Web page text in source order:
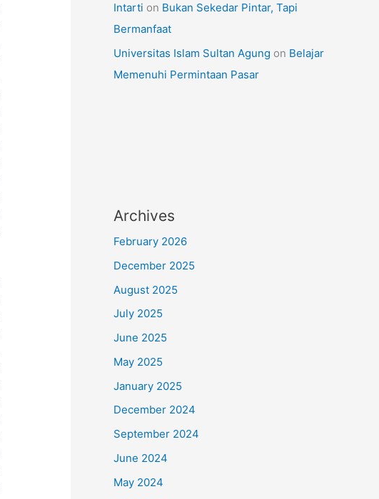
Intarti on Bukan Sekedar Pintar, Tapi
Bermanfaat
Universitas Islam Sultan Agung on Belajar
Memenuhi Permintaan Pasar
Archives
February 2026
December 2025
August 2025
July 2025
June 2025
May 2025
January 2025
December 2024
September 2024
June 2024
May 2024